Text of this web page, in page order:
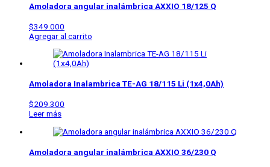
Amoladora angular inalámbrica AXXIO 18/125 Q
$349.000
Agregar al carrito
Amoladora Inalambrica TE-AG 18/115 Li (1x4,0Ah)
$209.300
Leer más
Amoladora angular inalámbrica AXXIO 36/230 Q